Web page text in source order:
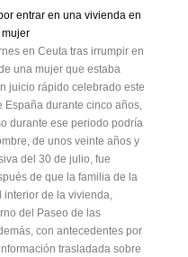
entrar en una vivienda en
en Ceuta tras irrumpir en
una mujer que estaba
juicio rápido celebrado este
durante cinco años,
durante ese periodo podría
de unos veinte años y
del 30 de julio, fue
de que la familia de la
interior de la vivienda,
del Paseo de las
con antecedentes por
trasladada sobre